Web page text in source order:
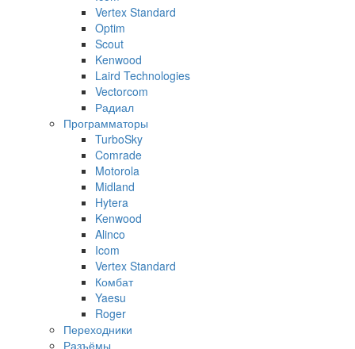
Vertex Standard
Optim
Scout
Kenwood
Laird Technologies
Vectorcom
Радиал
Программаторы
TurboSky
Comrade
Motorola
Midland
Hytera
Kenwood
Alinco
Icom
Vertex Standard
Комбат
Yaesu
Roger
Переходники
Разъёмы